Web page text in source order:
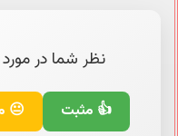
نظر شما در
👍 مثبت 😐